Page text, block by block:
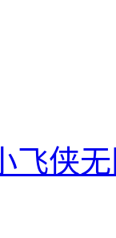
飞侠